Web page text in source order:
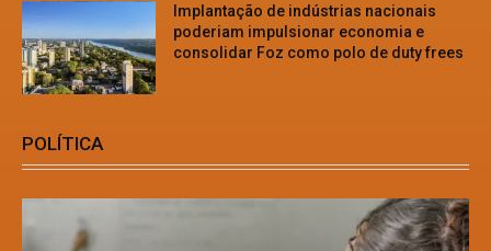
Implantação de indústrias nacionais
poderiam impulsionar economia e
consolidar Foz como polo de duty frees
POLÍTICA